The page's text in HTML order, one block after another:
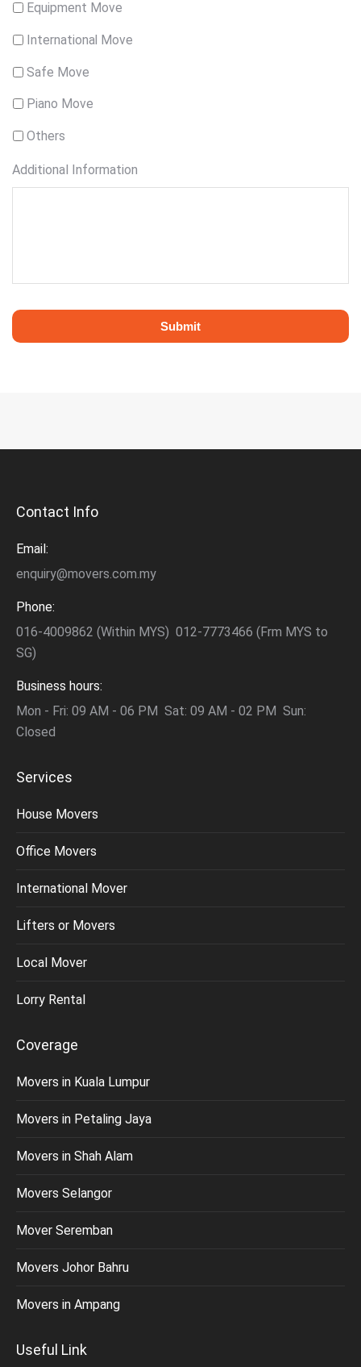
Equipment Move
International Move
Safe Move
Piano Move
Others
Additional Information
Contact Info
Email:
enquiry@movers.com.my
Phone:
016-4009862 (Within MYS) 012-7773466 (Frm MYS to
SG)
Business hours:
Mon - Fri: 09 AM - 06 PM Sat: 09 AM - 02 PM Sun:
Closed
Services
House Movers
Office Movers
International Mover
Lifters or Movers
Local Mover
Lorry Rental
Coverage
Movers in Kuala Lumpur
Movers in Petaling Jaya
Movers in Shah Alam
Movers Selangor
Mover Seremban
Movers Johor Bahru
Movers in Ampang
Useful Link